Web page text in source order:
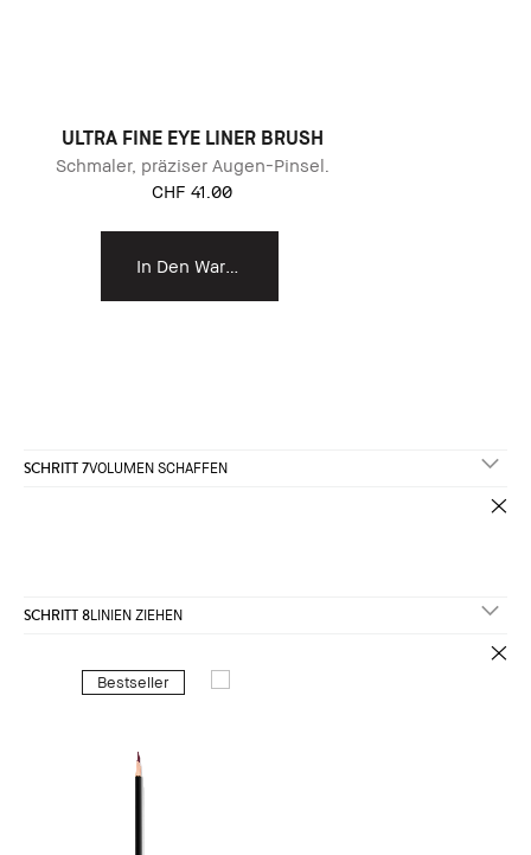
ULTRA FINE EYE LINER BRUSH
Schmaler, präziser Augen-Pinsel.
CHF 41.00
SCHRITT 7VOLUMEN SCHAFFEN
SCHRITT 8LINIEN ZIEHEN
Bestseller